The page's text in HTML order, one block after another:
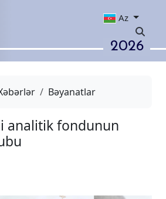
Az
2026
Bəyanatlar
analitik